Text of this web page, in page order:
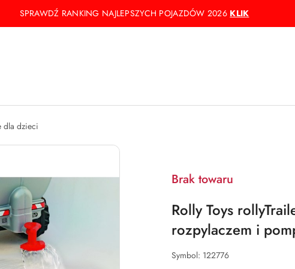
SPRAWDŹ RANKING NAJLEPSZYCH POJAZDÓW 2026 KLIK
dla dzieci
Brak towaru
Rolly Toys
rozpylaczem i
Symbol: 122776